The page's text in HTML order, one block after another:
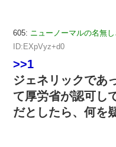
605: ニューノーマルの名無し
ID:EXpVyz+d0
>>1
ジェネリックであ
て厚労省が認可し
だとしたら、何を